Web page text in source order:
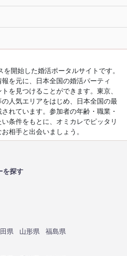
開始した婚活ポータルサイトです。
を元に、日本全国の婚活パーティ
を見つけることができます。東京、
人気エリアをはじめ、日本全国の最
れています。参加者の年齢・職業・
条件をもとに、オミカレでピッタリ
相手と出会いましょう。
を探す
県 山形県
福島県